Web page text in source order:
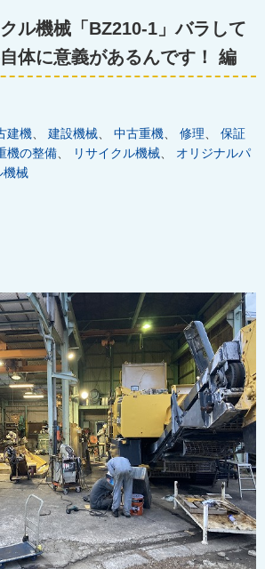
ル機械「BZ210-1」バラして
体に意義があるんです！ 編
建機 建設機械 中古重機 修理
保証
機の整備 リサイクル機械
オリジナルパ
機械